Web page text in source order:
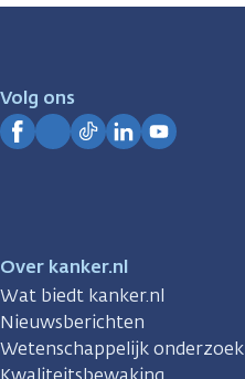
Volg ons
Over kanker.nl
Wat biedt kanker.nl
Nieuwsberichten
Wetenschappelijk onderzoek